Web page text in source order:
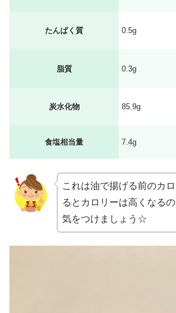
たんぱく質 0.5g
脂質 0.3g
炭水化物 85.9g
食塩相当量 7.4g
これは油で揚げる前のカ
るとカロリーは高くなる
気をつけましょう☆